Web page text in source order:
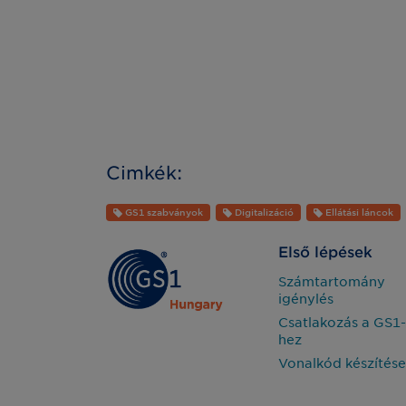
Cimkék:
GS1 szabványok Digitalizáció Ellátási láncok
Első lépések
Számtartomány
igénylés
Csatlakozás a GS1-
hez
Vonalkód készítése